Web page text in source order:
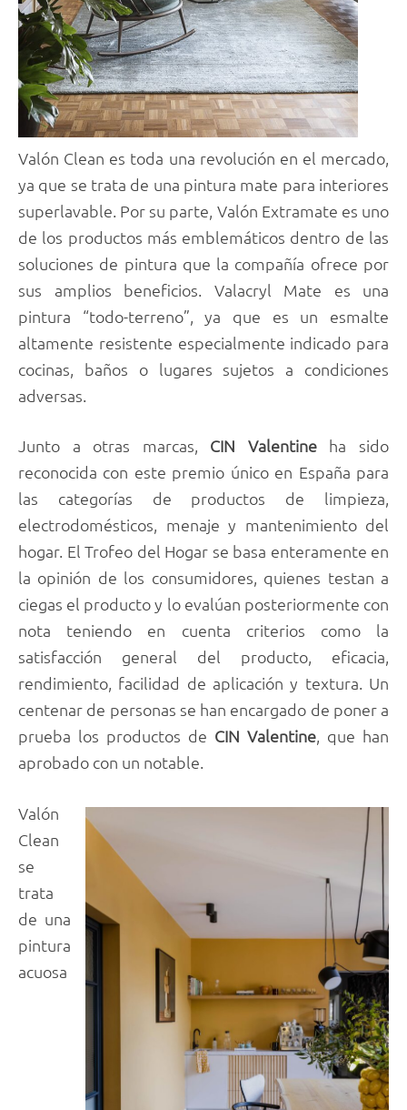
Valón Clean es toda una revolución en el mercado,
ya que se trata de una pintura mate para interiores
superlavable. Por su parte, Valón Extramate es uno
de los productos más emblemáticos dentro de las
soluciones de pintura que la compañía ofrece por
sus amplios beneficios. Valacryl Mate es una
pintura “todo-terreno”, ya que es un esmalte
altamente resistente especialmente indicado para
cocinas, baños o lugares sujetos a condiciones
adversas.
Junto a otras marcas, CIN Valentineha sido
reconocida con este premio único en España para
las categorías de productos de limpieza,
electrodomésticos, menaje y mantenimiento del
hogar. El Trofeo del Hogar se basa enteramente en
la opinión de los consumidores, quienes testan a
ciegas el producto y lo evalúan posteriormente con
nota teniendo en cuenta criterios como la
satisfacción general del producto, eficacia,
rendimiento, facilidad de aplicación y textura. Un
centenar de personas se han encargado de poner a
prueba los productos de CIN Valentine, que han
aprobado con un notable.
Valón
Clean
se
trata
de una
pintura
acuosa